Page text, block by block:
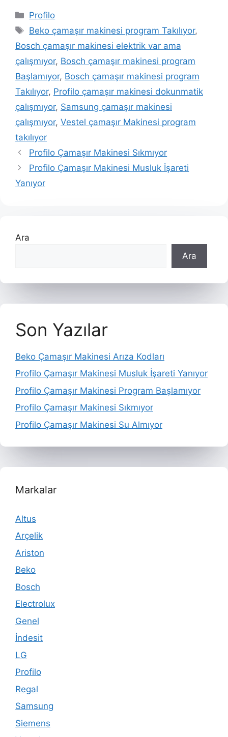
Kategoriler
Profilo
Etiketler
Beko çamaşır makinesi program Takılıyor,
Bosch çamaşır makinesi elektrik var ama
çalışmıyor, Bosch çamaşır makinesi program
Başlamıyor, Bosch çamaşır makinesi program
Takılıyor, Profilo çamaşır makinesi dokunmatik
çalışmıyor, Samsung çamaşır makinesi
çalışmıyor, Vestel çamaşır Makinesi program
takılıyor
Profilo Çamaşır Makinesi Sıkmıyor
Profilo Çamaşır Makinesi Musluk İşareti
Yanıyor
Ara
Ara
Son Yazılar
Beko Çamaşır Makinesi Arıza Kodları
Profilo Çamaşır Makinesi Musluk İşareti Yanıyor
Profilo Çamaşır Makinesi Program Başlamıyor
Profilo Çamaşır Makinesi Sıkmıyor
Profilo Çamaşır Makinesi Su Almıyor
Markalar
Altus
Arçelik
Ariston
Beko
Bosch
Electrolux
Genel
İndesit
LG
Profilo
Regal
Samsung
Siemens